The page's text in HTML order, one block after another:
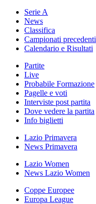
Serie A
News
Classifica
Campionati precedenti
Calendario e Risultati
Partite
Live
Probabile Formazione
Pagelle e voti
Interviste post partita
Dove vedere la partita
Info biglietti
Lazio Primavera
News Primavera
Lazio Women
News Lazio Women
Coppe Europee
Europa League